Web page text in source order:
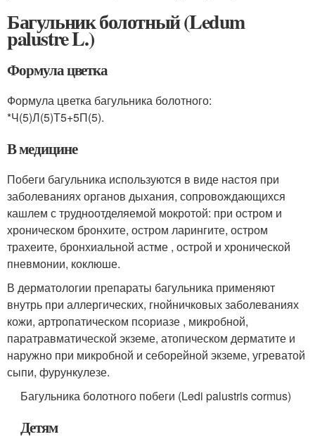
Багульник болотный (Ledum
palustre L.)
Формула цветка
Формула цветка багульника болотного:
*Ч(5)Л(5)Т5+5П(5).
В медицине
Побеги багульника используются в виде настоя при
заболеваниях органов дыхания, сопровождающихся
кашлем с трудноотделяемой мокротой: при остром и
хроническом бронхите, остром ларингите, остром
трахеите, бронхиальной астме , острой и хронической
пневмонии, коклюше.
В дерматологии препараты багульника применяют
внутрь при аллергических, гнойничковых заболеваниях
кожи, артропатическом псориазе , микробной,
паратравматической экземе, атопическом дерматите и
наружно при микробной и себорейной экземе, угреватой
сыпи, фурункулезе.
Багульника болотного побеги (Ledi palustris cormus)
Детям